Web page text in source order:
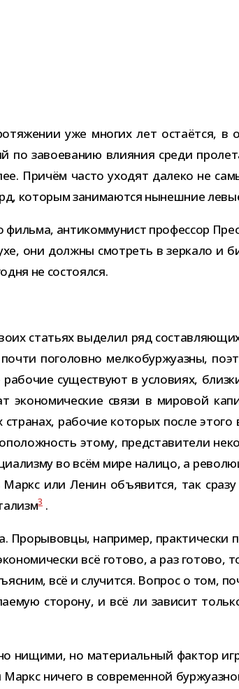
уже мно­гих лет оста­ётся,
по заво­е­ва­нию вли­я­ния среди
Причём часто ухо­дят далеко не
кото­рым зани­ма­ются нынеш­ние
фильма, анти­ком­му­нист про­фес­сор
они должны смот­реть в зер­кало и
не состоялся.
ста­тьях выде­лил ряд
пого­ловно мел­ко­бур­жу­азны,
суще­ствуют в усло­виях,
связи в миро­вой
рабо­чие кото­рых после
этому, пред­ста­ви­тели
во всём мире налицо, а
или Ленин объ­явится, так
3.
Прорывовцы, напри­мер,
всё готово, а раз
всё и слу­чится. Вопрос о том,
сто­рону, и всё ли зави­сит
нищими, но мате­ри­аль­ный фак­тор
ничего в совре­мен­ной